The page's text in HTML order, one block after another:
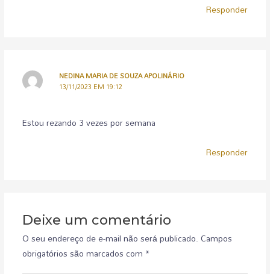
Responder
NEDINA MARIA DE SOUZA APOLINÁRIO
13/11/2023 EM 19:12
Estou rezando 3 vezes por semana
Responder
Deixe um comentário
O seu endereço de e-mail não será publicado. Campos
obrigatórios são marcados com *